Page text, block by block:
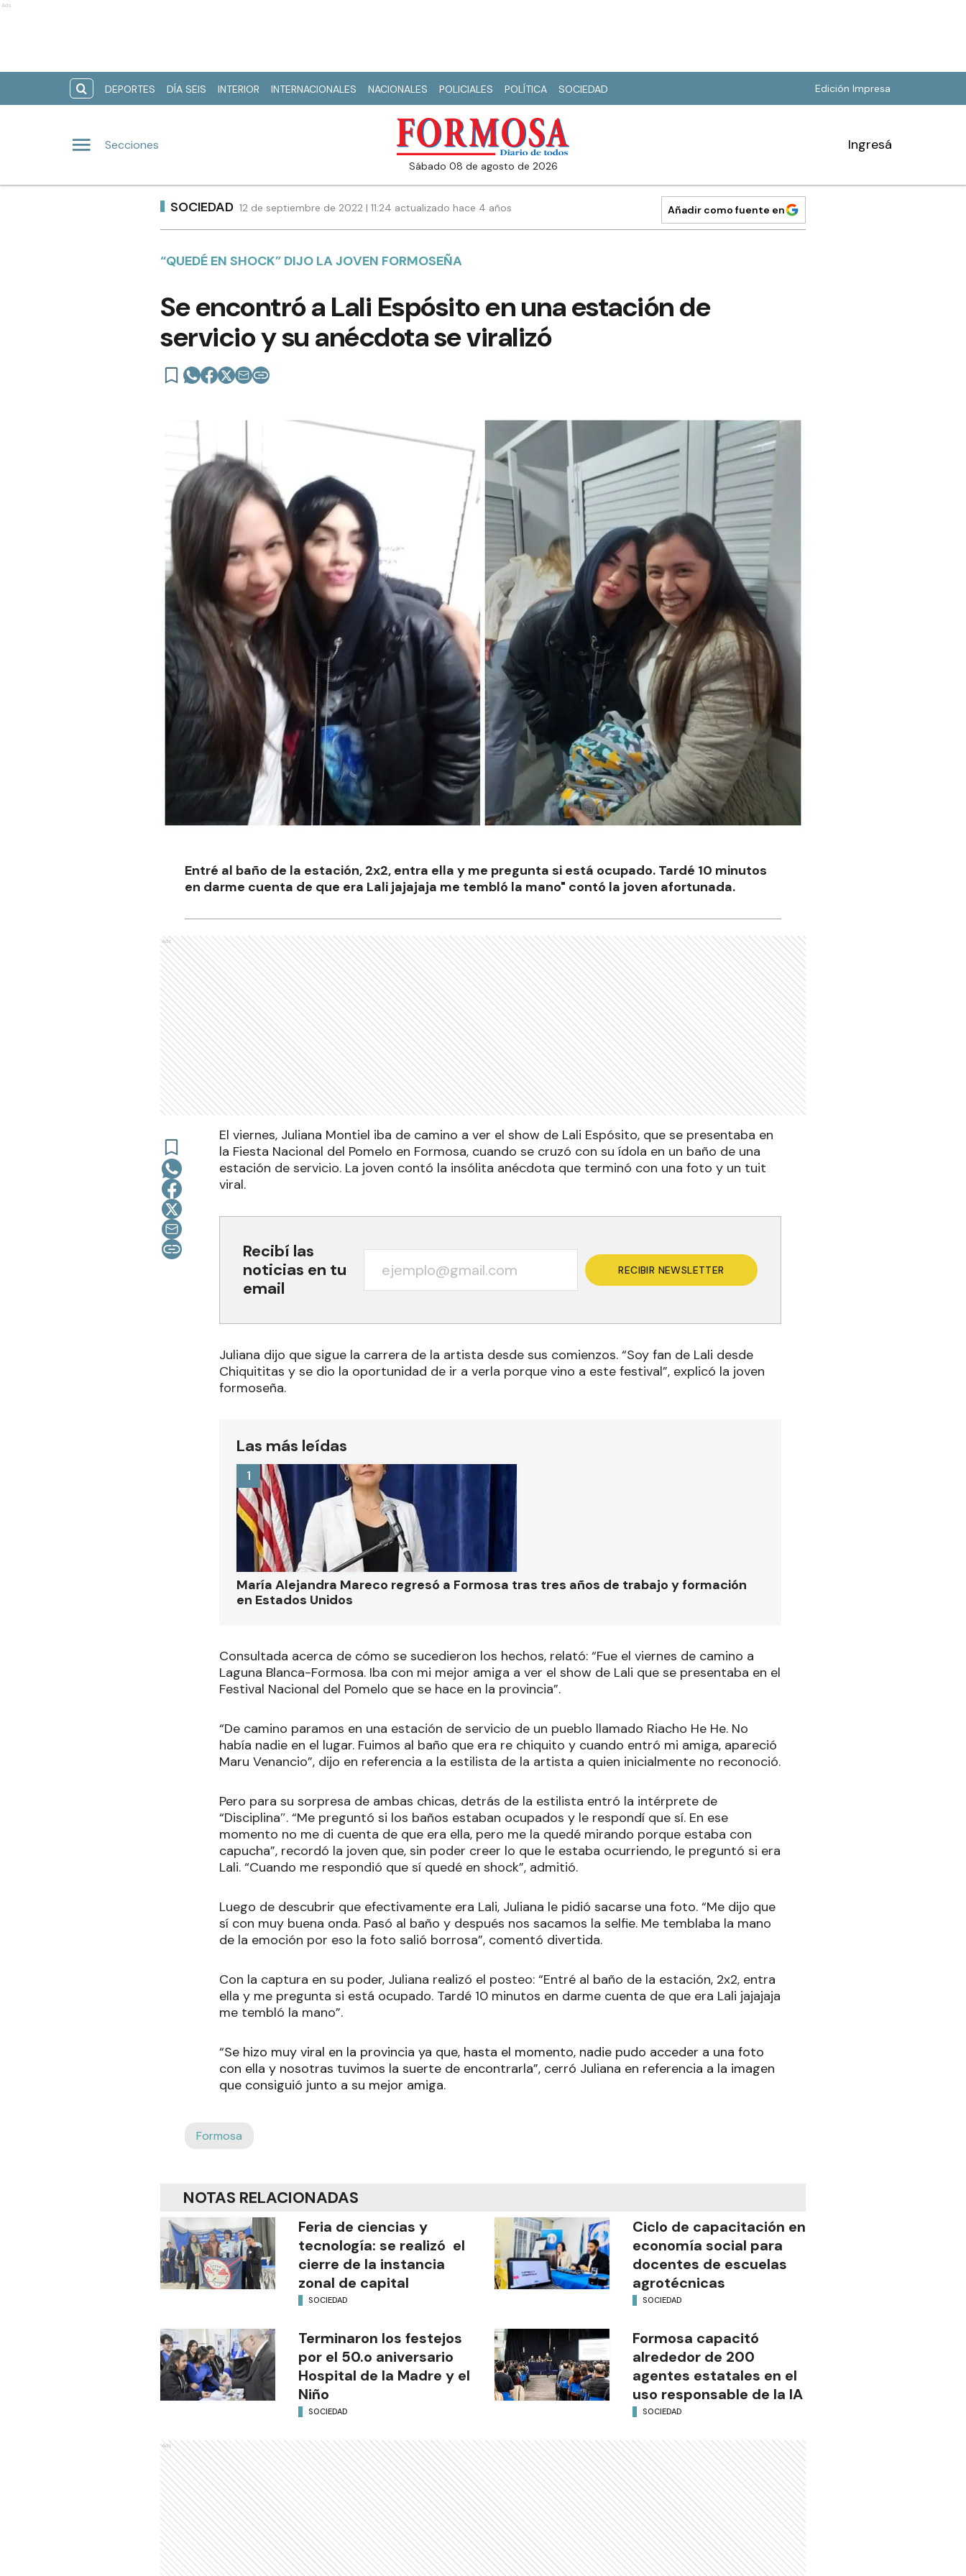
Ads
DEPORTES DÍA SEIS INTERIOR INTERNACIONALES NACIONALES POLICIALES POLÍTICA SOCIEDAD Edición Impresa
Secciones
sábado 08 de agosto de 2026
Ingresá
SOCIEDAD 12 de septiembre de 2022 | 11:24 actualizado hace 4 años Añadir como fuente en
“QUEDÉ EN SHOCK” DIJO LA JOVEN FORMOSEÑA
Se encontró a Lali Espósito en una estación de
servicio y su anécdota se viralizó
Entré al baño de la estación, 2x2, entra ella y me pregunta si está ocupado. Tardé 10 minutos
en darme cuenta de que era Lali jajajaja me tembló la mano" contó la joven afortunada.
Ads
El viernes, Juliana Montiel iba de camino a ver el show de Lali Espósito, que se presentaba en
la Fiesta Nacional del Pomelo en Formosa, cuando se cruzó con su ídola en un baño de una
estación de servicio. La joven contó la insólita anécdota que terminó con una foto y un tuit
viral.
Recibí las
noticias en tu
email
RECIBIR NEWSLETTER
Juliana dijo que sigue la carrera de la artista desde sus comienzos. “Soy fan de Lali desde
Chiquititas y se dio la oportunidad de ir a verla porque vino a este festival”, explicó la joven
formoseña.
Las más leídas
María Alejandra Mareco regresó a Formosa tras tres años de trabajo y formación
en Estados Unidos
1
Consultada acerca de cómo se sucedieron los hechos, relató: “Fue el viernes de camino a
Laguna Blanca-Formosa. Iba con mi mejor amiga a ver el show de Lali que se presentaba en el
Festival Nacional del Pomelo que se hace en la provincia”.
“De camino paramos en una estación de servicio de un pueblo llamado Riacho He He. No
había nadie en el lugar. Fuimos al baño que era re chiquito y cuando entró mi amiga, apareció
Maru Venancio”, dijo en referencia a la estilista de la artista a quien inicialmente no reconoció.
Pero para su sorpresa de ambas chicas, detrás de la estilista entró la intérprete de
“Disciplina″. “Me preguntó si los baños estaban ocupados y le respondí que sí. En ese
momento no me di cuenta de que era ella, pero me la quedé mirando porque estaba con
capucha”, recordó la joven que, sin poder creer lo que le estaba ocurriendo, le preguntó si era
Lali. “Cuando me respondió que sí quedé en shock”, admitió.
Luego de descubrir que efectivamente era Lali, Juliana le pidió sacarse una foto. “Me dijo que
sí con muy buena onda. Pasó al baño y después nos sacamos la selfie. Me temblaba la mano
de la emoción por eso la foto salió borrosa”, comentó divertida.
Con la captura en su poder, Juliana realizó el posteo: “Entré al baño de la estación, 2x2, entra
ella y me pregunta si está ocupado. Tardé 10 minutos en darme cuenta de que era Lali jajajaja
me tembló la mano”.
“Se hizo muy viral en la provincia ya que, hasta el momento, nadie pudo acceder a una foto
con ella y nosotras tuvimos la suerte de encontrarla”, cerró Juliana en referencia a la imagen
que consiguió junto a su mejor amiga.
Formosa
NOTAS RELACIONADAS
Feria de ciencias y
tecnología: se realizó el
cierre de la instancia
zonal de capital
SOCIEDAD
Ciclo de capacitación en
economía social para
docentes de escuelas
agrotécnicas
SOCIEDAD
Terminaron los festejos
por el 50.o aniversario
Hospital de la Madre y el
Niño
SOCIEDAD
Formosa capacitó
alrededor de 200
agentes estatales en el
uso responsable de la IA
SOCIEDAD
Ads